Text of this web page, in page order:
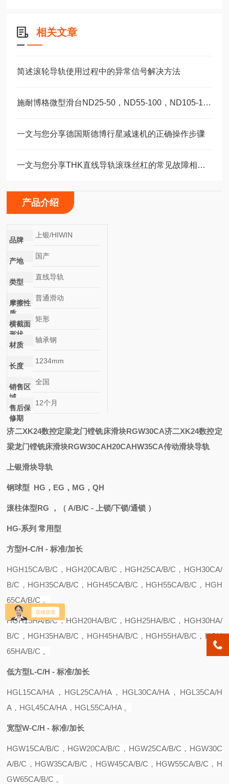
相关文章
简述滚轮导轨使用过程中的异常信号解决方法
施耐博格微型滑台ND25-50，ND55-100，ND105-155精密设备轴承
一文与您分享德国斯德博行星减速机的正确操作步骤
一文与您分享THK直线导轨滚珠丝杠的常见故障相应解决方法
产品介绍
品牌
上银/HIWIN
产地
国产
类型
直线导轨
摩擦性
质
普通滑动
横截面
形状
矩形
材质
轴承钢
长度
1234mm
销售区
域
全国
售后保
修期
12个月
济二XK24数控定梁龙门镗铣床滑块RGW30CA济二XK24数控定
梁龙门镗铣床滑块RGW30CAH20CAHW35CA传动滑块导轨
上银滑块导轨
钢球型 HG，EG，MG，QH
滚柱体型RG ， （ A/B/C - 上锁/下锁/通锁 ）
HG-系列 常用型
方型H-C/H - 标准/加长
HGH15CA/B/C ， HGH20CA/B/C， HGH25CA/B/C， HGH30CA/
B/C， HGH35CA/B/C， HGH45CA/B/C， HGH55CA/B/C， HGH
65CA/B/C 。
HGH15HA/B/C，HGH20HA/B/C， HGH25HA/B/C， HGH30HA/
B/C， HGH35HA/B/C， HGH45HA/B/C， HGH55HA/B/C， HGH
65HA/B/C 。
低方型L-C/H - 标准/加长
HGL15CA/HA，HGL25CA/HA ， HGL30CA/HA， HGL35CA/H
A ， HGL45CA/HA ， HGL55CA/HA 。
宽型W-C/H - 标准/加长
HGW15CA/B/C ， HGW20CA/B/C， HGW25CA/B/C， HGW30C
A/B/C， HGW35CA/B/C， HGW45CA/B/C， HGW55CA/B/C， H
GW65CA/B/C 。